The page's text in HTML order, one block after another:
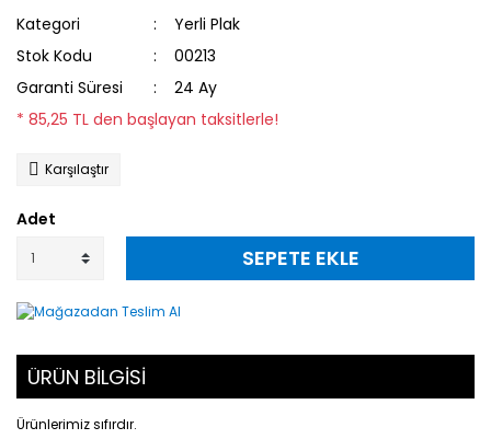
Kategori
Yerli Plak
Stok Kodu
00213
Garanti Süresi
24 Ay
* 85,25 TL den başlayan taksitlerle!
Karşılaştır
Adet
SEPETE EKLE
ÜRÜN BİLGİSİ
Ürünlerimiz sıfırdır.